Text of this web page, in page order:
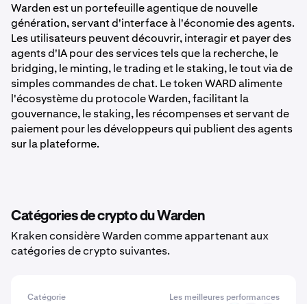
Warden est un portefeuille agentique de nouvelle
génération, servant d'interface à l'économie des agents.
Les utilisateurs peuvent découvrir, interagir et payer des
agents d'IA pour des services tels que la recherche, le
bridging, le minting, le trading et le staking, le tout via de
simples commandes de chat. Le token WARD alimente
l'écosystème du protocole Warden, facilitant la
gouvernance, le staking, les récompenses et servant de
paiement pour les développeurs qui publient des agents
sur la plateforme.
Catégories de crypto du Warden
Kraken considère Warden comme appartenant aux
catégories de crypto suivantes.
Catégorie Les meilleures performances